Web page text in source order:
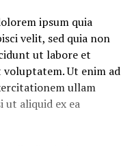
ipsum quia
velit, sed quia non
ut labore et
voluptatem. Ut enim ad
ullam
ut aliquid ex ea